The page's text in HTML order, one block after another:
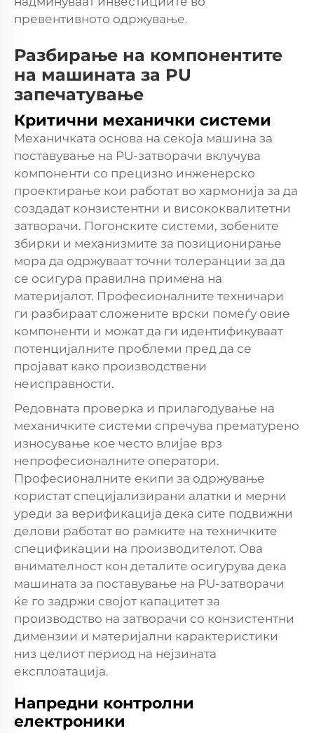
превентивното одржување.
Разбирање на компонентите
на машината за PU
запечатување
Критични механички системи
Механичката основа на секоја машина за
поставување на PU-затворачи вклучува
компоненти со прецизно инженерско
проектирање кои работат во хармонија за да
создадат конзистентни и висококвалитетни
затворачи. Погонските системи, зобените
збирки и механизмите за позиционирање
мора да одржуваат точни толеранции за да
се осигура правилна примена на
материјалот. Професионалните техничари
ги разбираат сложените врски помеѓу овие
компоненти и можат да ги идентификуваат
потенцијалните проблеми пред да се
пројават како производствени
неисправности.
Редовната проверка и прилагодување на
механичките системи спречува прематурено
износување кое често влијае врз
непрофесионалните оператори.
Професионалните екипи за одржување
користат специјализирани алатки и мерни
уреди за верификација дека сите подвижни
делови работат во рамките на техничките
спецификации на производителот. Ова
внимателност кон деталите осигурува дека
машината за поставување на PU-затворачи
ќе го задржи својот капацитет за
производство на затворачи со конзистентни
димензии и материјални карактеристики
низ целиот период на нејзината
експлоатација.
Напредни контролни
електроники